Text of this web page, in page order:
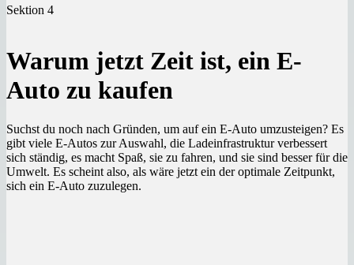
Sektion 4
Warum jetzt Zeit ist, ein E-
Auto zu kaufen
Suchst du noch nach Gründen, um auf ein E-Auto umzusteigen? Es
gibt viele E-Autos zur Auswahl, die Ladeinfrastruktur verbessert
sich ständig, es macht Spaß, sie zu fahren, und sie sind besser für die
Umwelt. Es scheint also, als wäre jetzt ein der optimale Zeitpunkt,
sich ein E-Auto zuzulegen.